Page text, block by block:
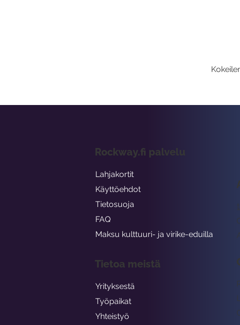
Rockway.fi palvelu
Lahjakortit
Käyttöehdot
Tietosuoja
FAQ
Maksu kulttuuri- ja virike-eduilla
Tietoa meistä
Yrityksestä
Työpaikat
Yhteistyö